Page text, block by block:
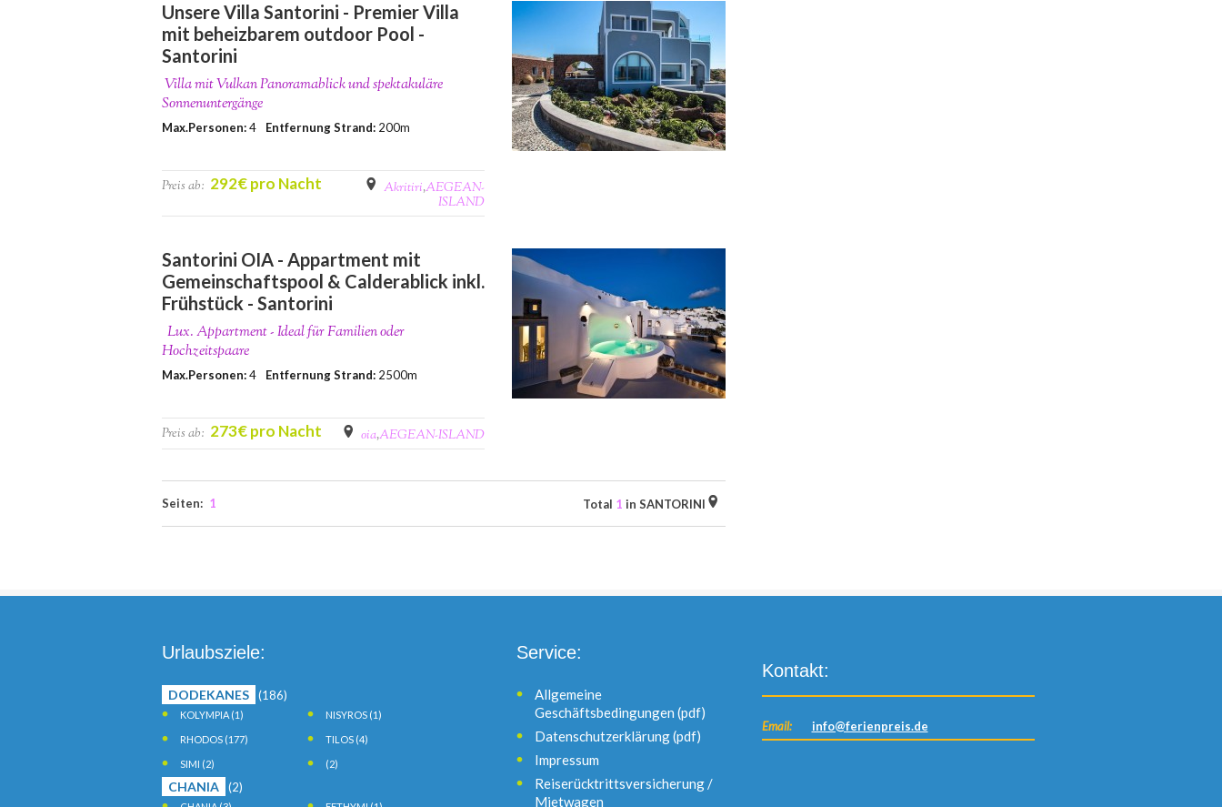
Unsere Villa Santorini - Premier Villa
mit beheizbarem outdoor Pool -
Santorini
Villa mit Vulkan Panoramablick und spektakuläre
Sonnenuntergänge
Max.Personen:4 Entfernung Strand: 200m
Preis ab: 292€ pro Nacht Akritiri,AEGEAN-
ISLAND
Santorini OIA - Appartment mit
Gemeinschaftspool & Calderablick inkl.
Frühstück - Santorini
Lux. Appartment - Ideal für Familien oder
Hochzeitspaare
Max.Personen:4 Entfernung Strand: 2500m
Preis ab: 273€ pro Nacht oia,AEGEAN-ISLAND
Seiten: 1 Total 1 in SANTORINI
Urlaubsziele:
DODEKANES (186)
KOLYMPIA(1) NISYROS(1)
RHODOS(177) TILOS(4)
SIMI (2) (2)
CHANIA (2)
Service:
Allgemeine
Geschäftsbedingungen (pdf)
Datenschutzerklärung (pdf)
Impressum
Reiserücktrittsversicherung /
Mietwagen
Kontakt:
Email: info@ferienpreis.de